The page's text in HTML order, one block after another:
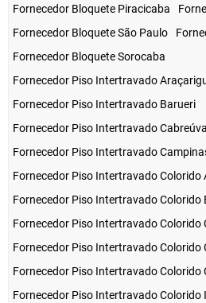
Fornecedor Bloquete Piracicaba
Fornecedor Bloquete São Paulo
Fornecedor Bloquete Sorocaba
Fornecedor Piso Intertravado
Fornecedor Piso Intertravado Barueri
Fornecedor Piso Intertravado Cabreúva
Fornecedor Piso Intertravado
Fornecedor Piso Intertravado Colorido
Fornecedor Piso Intertravado Colorido
Fornecedor Piso Intertravado Colorido
Fornecedor Piso Intertravado Colorido
Fornecedor Piso Intertravado Colorido
Fornecedor Piso Intertravado Colorido